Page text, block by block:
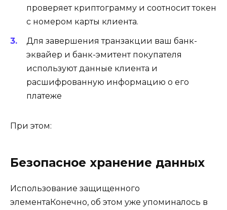
проверяет криптограмму и соотносит токен
с номером карты клиента.
Для завершения транзакции ваш банк-
эквайер и банк-эмитент покупателя
используют данные клиента и
расшифрованную информацию о его
платеже
При этом:
Безопасное хранение данных
Использование защищенного
элементаКонечно, об этом уже упоминалось в